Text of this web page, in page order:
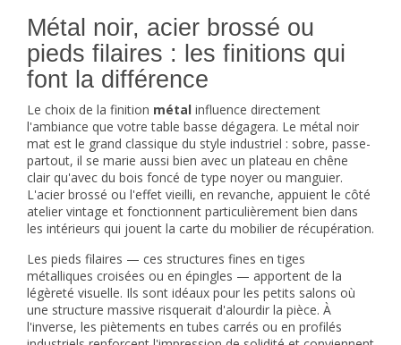
Métal noir, acier brossé ou
pieds filaires : les finitions qui
font la différence
Le choix de la finition métal influence directement
l'ambiance que votre table basse dégagera. Le métal noir
mat est le grand classique du style industriel : sobre, passe-
partout, il se marie aussi bien avec un plateau en chêne
clair qu'avec du bois foncé de type noyer ou manguier.
L'acier brossé ou l'effet vieilli, en revanche, appuient le côté
atelier vintage et fonctionnent particulièrement bien dans
les intérieurs qui jouent la carte du mobilier de récupération.
Les pieds filaires — ces structures fines en tiges
métalliques croisées ou en épingles — apportent de la
légèreté visuelle. Ils sont idéaux pour les petits salons où
une structure massive risquerait d'alourdir la pièce. À
l'inverse, les piètements en tubes carrés ou en profilés